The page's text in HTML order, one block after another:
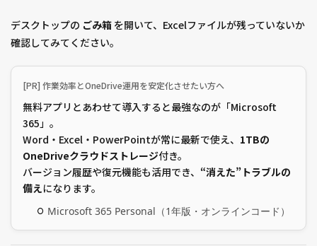
デスクトップの ごみ箱 を開いて、Excelファイルが残っていないか
確認してみてください。
[PR] 作業効率とOneDrive運用を安定化させたい方へ
無料アプリとあわせて導入すると最強なのが「Microsoft
365」。
Word・Excel・PowerPointが常に最新で使え、 1TBの
OneDriveクラウドストレージ付き。
バージョン履歴や復元機能も活用でき、 “消えた”トラブルの
備えになります。
Microsoft 365 Personal（1年版・オンラインコード）